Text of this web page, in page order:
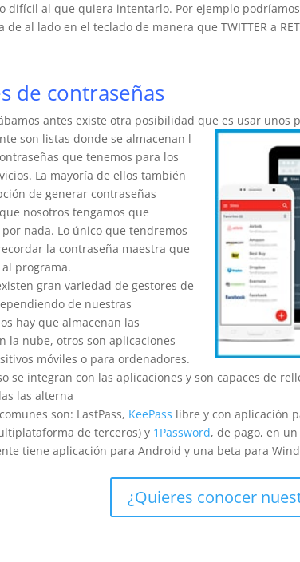
difícil al que quiera intentarlo. Por ejemplo
al lado en el teclado de manera que TWITTER a
de contraseñas
antes existe otra posibilidad que es usar unos
son listas donde se almacenan l
que tenemos para los
La mayoría de ellos también
de generar contraseñas
nosotros tengamos que
nada. Lo único que tendremos
la contraseña maestra que
al programa.
gran variedad de gestores de
de nuestras
hay que almacenan las
la nube, otros son aplicaciones
móviles o para ordenadores.
se integran con las aplicaciones y son capaces de
las alterna
son: LastPass, KeePass libre y con aplicación
de terceros) y 1Password, de pago, en
tiene aplicación para Android y una beta para
¿Quieres conocer